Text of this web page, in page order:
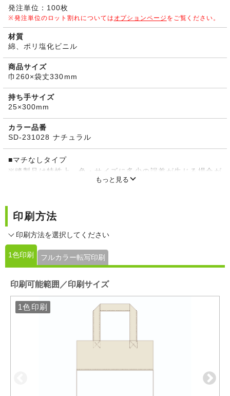
発注単位：100枚
発注単位のロット割れについては オプションページ をご覧ください。
材質
綿、ポリ塩化ビニル
商品サイズ
巾260×袋丈330mm
持ち手サイズ
25×300mm
カラー品番
SD-231028 ナチュラル
■マチなしタイプ
※縫製品は特性上、色・サイズに多少の誤差が生じる場合が
破片）が見られますが、これは素材本来の風合いを生かした
もっと見る
印刷方法
印刷方法を選択してください
1色印刷 フルカラー転写印刷
印刷可能範囲／印刷サイズ
1色印刷
1色印刷